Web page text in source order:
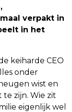
verpakt in
in het
keiharde CEO
onder
wist en
te zijn. Wie zit
eigenlijk wel